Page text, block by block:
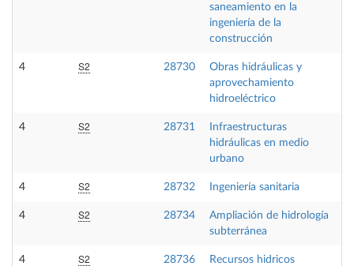
saneamiento en la
ingeniería de la
construcción
4 S2 28730
Obras hidráulicas y
aprovechamiento
hidroeléctrico
4 S2 28731
Infraestructuras
hidráulicas en medio
urbano
4 S2 28732 Ingeniería sanitaria
4 S2 28734
Ampliación de hidrología
subterránea
4 S2 28736 Recursos hidricos